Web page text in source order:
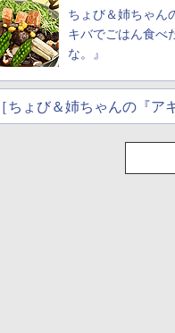
ちょび＆姉ちゃん
キバでごはん食べ
な。』
［ちょび＆姉ちゃんの『